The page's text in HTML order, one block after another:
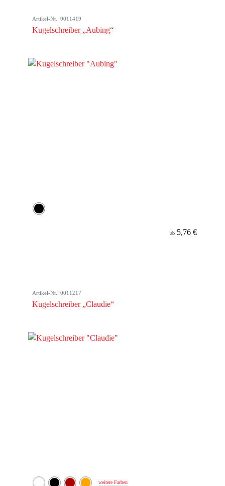
Artikel-Nr.: 0011419
Kugelschreiber „Aubing“
ab 5,76 €
Artikel-Nr.: 0011217
Kugelschreiber „Claudie“
weitere Farben